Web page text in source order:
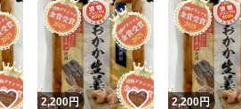
いいね！
2,200円 いいね！
2,200円